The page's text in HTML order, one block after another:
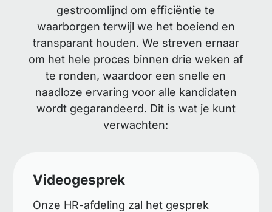
gestroomlijnd om efficiëntie te
waarborgen terwijl we het boeiend en
transparant houden. We streven ernaar
om het hele proces binnen drie weken af
te ronden, waardoor een snelle en
naadloze ervaring voor alle kandidaten
wordt gegarandeerd. Dit is wat je kunt
verwachten:
Videogesprek
Onze HR-afdeling zal het gesprek